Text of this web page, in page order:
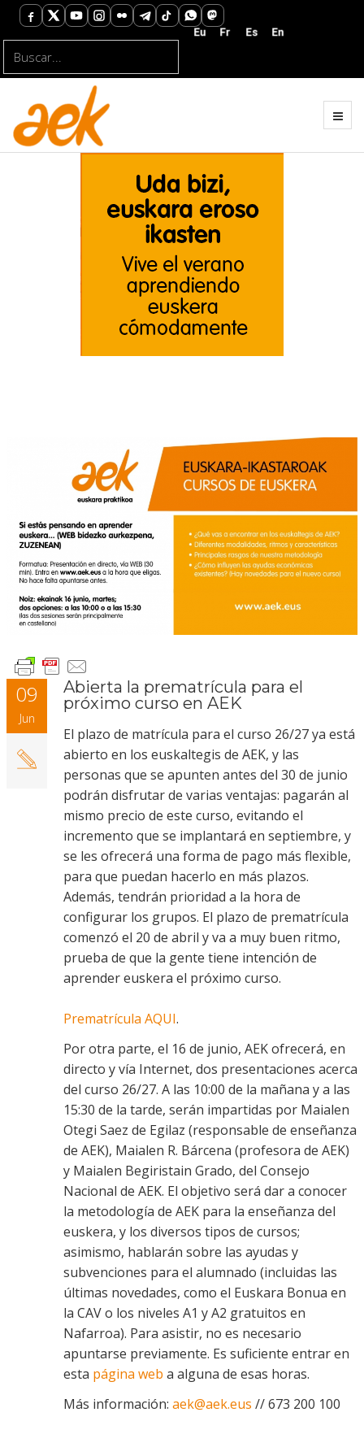
09
Jun
Abierta la prematrícula para el
próximo curso en AEK
El plazo de matrícula para el curso 26/27 ya está
abierto en los euskaltegis de AEK, y las
personas que se apunten antes del 30 de junio
podrán disfrutar de varias ventajas: pagarán al
mismo precio de este curso, evitando el
incremento que se implantará en septiembre, y
se les ofrecerá una forma de pago más flexible,
para que puedan hacerlo en más plazos.
Además, tendrán prioridad a la hora de
configurar los grupos. El plazo de prematrícula
comenzó el 20 de abril y va a muy buen ritmo,
prueba de que la gente tiene intención de
aprender euskera el próximo curso.
Prematrícula AQUI.
Por otra parte, el 16 de junio, AEK ofrecerá, en
directo y vía Internet, dos presentaciones acerca
del curso 26/27. A las 10:00 de la mañana y a las
15:30 de la tarde, serán impartidas por Maialen
Otegi Saez de Egilaz (responsable de enseñanza
de AEK), Maialen R. Bárcena (profesora de AEK)
y Maialen Begiristain Grado, del Consejo
Nacional de AEK. El objetivo será dar a conocer
la metodología de AEK para la enseñanza del
euskera, y los diversos tipos de cursos;
asimismo, hablarán sobre las ayudas y
subvenciones para el alumnado (incluidas las
últimas novedades, como el Euskara Bonua en
la CAV o los niveles A1 y A2 gratuitos en
Nafarroa). Para asistir, no es necesario
apuntarse previamente. Es suficiente entrar en
esta página web a alguna de esas horas.
Más información: aek@aek.eus // 673 200 100